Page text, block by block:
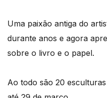
Uma paixão antiga do
durante anos e agora
sobre o livro e o papel.
Ao todo são 20